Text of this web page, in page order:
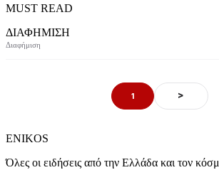
MUST READ
ΔΙΑΦΗΜΙΣΗ
1 >
ENIKOS
Όλες οι ειδήσεις από την Ελλάδα και τον